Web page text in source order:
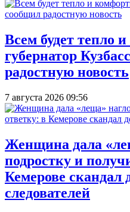
Всем будет тепло
губернатор
радостную новость
7 августа 2026 09:56
Женщина дала
подростку и
Кемерове скандал
следователей